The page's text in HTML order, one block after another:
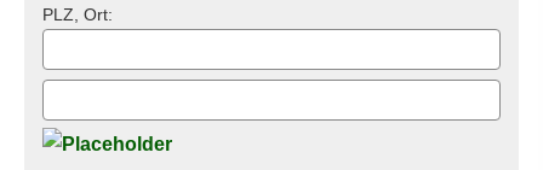
PLZ, Ort: